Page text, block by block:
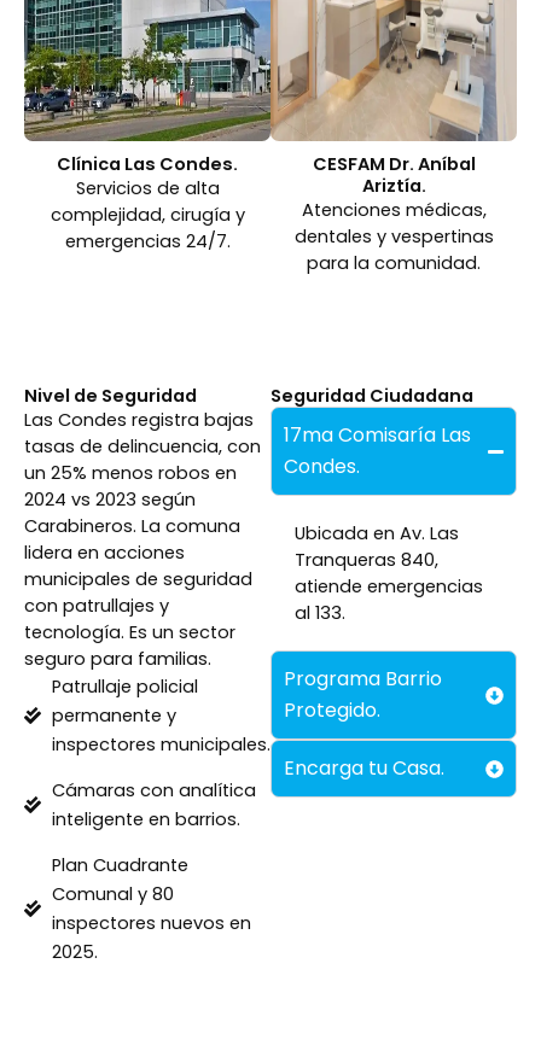
Clínica Las Condes.
Servicios de alta
complejidad, cirugía y
emergencias 24/7.
CESFAM Dr. Aníbal
Ariztía.
Atenciones médicas,
dentales y vespertinas
para la comunidad.
Nivel de Seguridad
Las Condes registra bajas
tasas de delincuencia, con
un 25% menos robos en
2024 vs 2023 según
Carabineros. La comuna
lidera en acciones
municipales de seguridad
con patrullajes y
tecnología. Es un sector
seguro para familias.
Patrullaje policial
permanente y
inspectores municipales.
Cámaras con analítica
inteligente en barrios.
Plan Cuadrante
Comunal y 80
inspectores nuevos en
2025.
Seguridad Ciudadana
17ma Comisaría Las
Condes.
Ubicada en Av. Las
Tranqueras 840,
atiende emergencias
al 133.
Programa Barrio
Protegido.
Encarga tu Casa.